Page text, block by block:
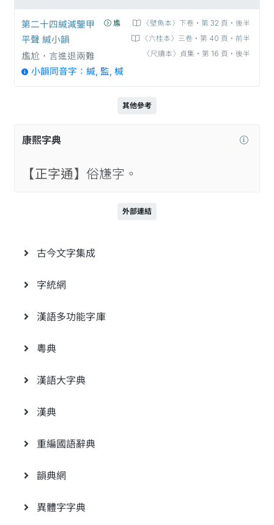
尷
〈壁魚本〉下卷‧第 32 頁‧後半
〈六桂本〉三卷‧第 40 頁‧前半
〈尺牘本〉貞集‧第 16 頁‧後半
第二十四緘減鑒甲
平聲 緘小韻
尷尬，言進退兩難
小韻同音字：緘, 監, 椷
其他參考
康熙字典
【正字通】 俗尲字。
外部連結
古今文字集成
字統網
漢語多功能字庫
粵典
漢語大字典
漢典
重編國語辭典
韻典網
異體字字典